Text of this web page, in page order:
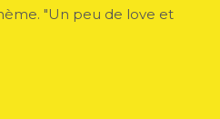
"Un peu de love et